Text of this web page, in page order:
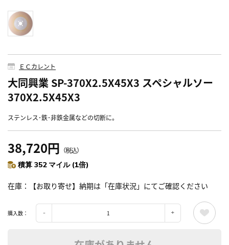
ＥＣカレント
大同興業 SP-370X2.5X45X3 スペシャルソー
370X2.5X45X3
ステンレス･鉄･非鉄金属などの切断に。
38,720円 （税込）
積算 352 マイル (1倍)
在庫 【お取り寄せ】納期は「在庫状況」にてご確認ください
購入数：